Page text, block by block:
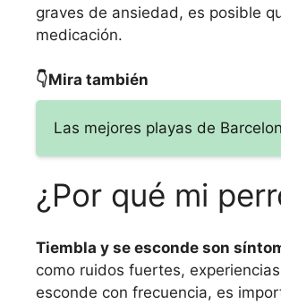
graves de ansiedad, es posible
medicación.
👇Mira también
Las mejores playas de
¿Por qué mi
Tiembla y se esconde son
como ruidos fuertes,
esconde con frecuencia, es